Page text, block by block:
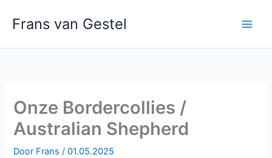
naar
inhoud
Frans van Gestel
Onze Bordercollies /
Australian Shepherd
Door Frans/01.05.2025